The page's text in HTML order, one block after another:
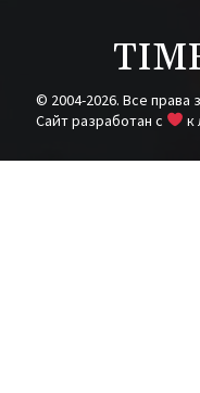
© 2004-2026. Все
Cайт разработан с
к